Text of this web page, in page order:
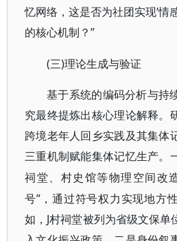
忆网络，这是否为社团实现‘情
的核心机制？”
(三)理论生成与验证
基于系统的编码分析与持
究最终提炼出核心理论解释。
跨境老年人回乡实践及其集体
三重机制赋能集体记忆生产。
祠堂、村史馆等物理空间改
号”，通过符号权力实现地方
如，J村祠堂被列为省级文保单